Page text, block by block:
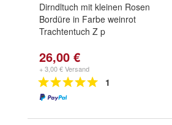
Dirndltuch mit kleinen Rosen
Bordüre in Farbe weinrot
Trachtentuch Z p
26,00 €
+ 3,00 € Versand
1